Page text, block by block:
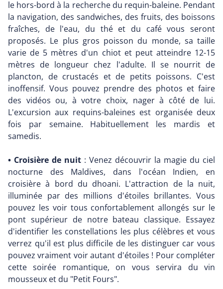
le hors-bord à la recherche du requin-baleine. Pendant
la navigation, des sandwiches, des fruits, des boissons
fraîches, de l'eau, du thé et du café vous seront
proposés. Le plus gros poisson du monde, sa taille
varie de 5 mètres d'un chiot et peut atteindre 12-15
mètres de longueur chez l'adulte. Il se nourrit de
plancton, de crustacés et de petits poissons. C'est
inoffensif. Vous pouvez prendre des photos et faire
des vidéos ou, à votre choix, nager à côté de lui.
L'excursion aux requins-baleines est organisée deux
fois par semaine. Habituellement les mardis et
samedis.
• Croisière de nuit : Venez découvrir la magie du ciel
nocturne des Maldives, dans l'océan Indien, en
croisière à bord du dhoani. L'attraction de la nuit,
illuminée par des millions d'étoiles brillantes. Vous
pouvez les voir tous confortablement allongés sur le
pont supérieur de notre bateau classique. Essayez
d'identifier les constellations les plus célèbres et vous
verrez qu'il est plus difficile de les distinguer car vous
pouvez vraiment voir autant d'étoiles ! Pour compléter
cette soirée romantique, on vous servira du vin
mousseux et du "Petit Fours".